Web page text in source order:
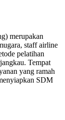
merupakan
staff airline
pelatihan
Tempat
yang ramah
SDM